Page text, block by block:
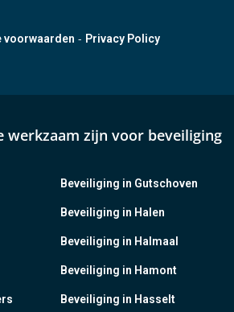
voorwaarden - Privacy Policy
werkzaam zijn voor beveiliging
Beveiliging in Gutschoven
Beveiliging in Halen
Beveiliging in Halmaal
Beveiliging in Hamont
Beveiliging in Hasselt